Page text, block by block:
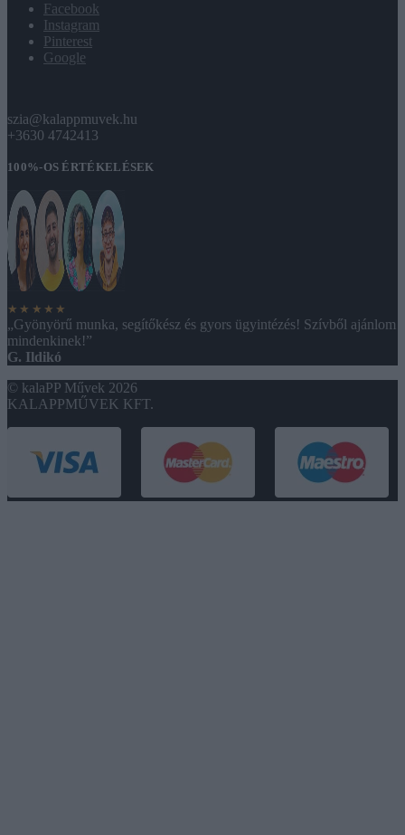
Facebook
Instagram
Pinterest
Google
szia@kalappmuvek.hu
+3630 4742413
100%-OS ÉRTÉKELÉSEK
★★★★★
„Gyönyörű munka, segítőkész és gyors ügyintézés! Szívből ajánlom
mindenkinek!”
G. Ildikó
© kalaPP Művek 2026
KALAPPMŰVEK KFT.